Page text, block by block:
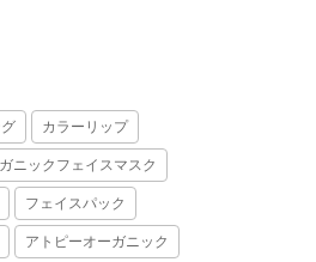
カラーリップ
ニックフェイスマスク
フェイスパック
アトピーオーガニック